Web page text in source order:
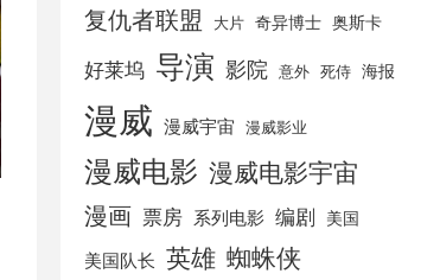
复仇者联盟 大片 奇异博士 奥斯卡
好莱坞 导演 影院 意外 死侍 海报
漫威 漫威宇宙 漫威影业
漫威电影 漫威电影宇宙
漫画 票房 系列电影 编剧 美国
美国队长 英雄 蜘蛛侠